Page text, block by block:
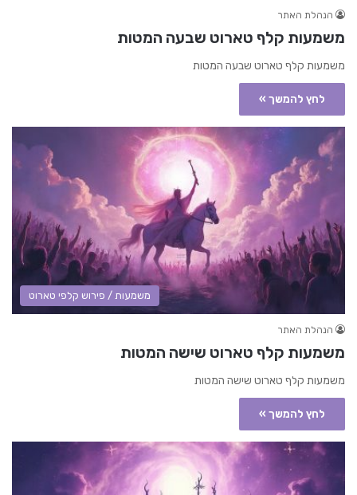
הנהלת האתר
משמעות קלף טארוט שבעה המטות
משמעות קלף טארוט שבעה המטות
לחץ להמשך »
משמעות / פירוש קלפי טארוט
הנהלת האתר
משמעות קלף טארוט שישה המטות
משמעות קלף טארוט שישה המטות
לחץ להמשך »